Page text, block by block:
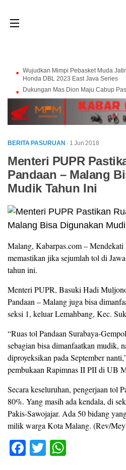
Wujudkan Mimpi Pebasket Muda
Honda DBL 2023 East Java Series
Dukungan Mas Dion Maju Cabup
BERITA PASURUAN · 1 Jun 2018
Menteri PUPR
Pandaan – Malang
Mudik Tahun Ini
Malang, Kabarpas.com –
memastikan jika sejumlah tol di
tahun ini.
Menteri PUPR, Basuki Hadi
Pandaan – Malang juga bisa
seksi 1, keluar Lemahbang, Kec.
“Ruas tol Pandaan Surabaya-
sebagian bisa dimanfaatkan mudik,
diproyeksikan pada September
pembukaan Rapimnas II PII di UB
Secara keseluruhan, pengerjaan tol
80%. Yang masih ada kendala, di
Pakis-Sawojajar. Ada 50 bidang
milik warga Kota Malang. (Rev/
F
T